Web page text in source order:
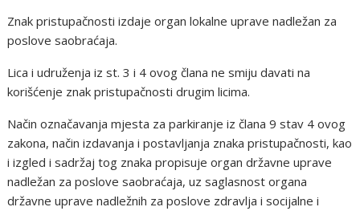
Znak pristupačnosti izdaje organ lokalne uprave nadležan za
poslove saobraćaja.
Lica i udruženja iz st. 3 i 4 ovog člana ne smiju davati na
korišćenje znak pristupačnosti drugim licima.
Način označavanja mjesta za parkiranje iz člana 9 stav 4 ovog
zakona, način izdavanja i postavljanja znaka pristupačnosti, kao
i izgled i sadržaj tog znaka propisuje organ državne uprave
nadležan za poslove saobraćaja, uz saglasnost organa
državne uprave nadležnih za poslove zdravlja i socijalne i